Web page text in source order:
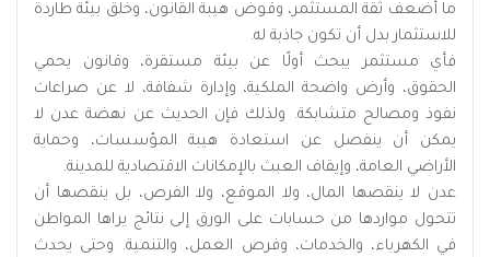
ما أضعف ثقة المستثمر، وقوض هيبة القانون، وخلق بيئة طاردة
للاستثمار بدل أن تكون جاذبة له.
فأي مستثمر يبحث أولًا عن بيئة مستقرة، وقانون يحمي
الحقوق، وأرض واضحة الملكية، وإدارة شفافة، لا عن صراعات
نفوذ ومصالح متشابكة. ولذلك فإن الحديث عن نهضة عدن لا
يمكن أن ينفصل عن استعادة هيبة المؤسسات، وحماية
الأراضي العامة، وإيقاف العبث بالإمكانات الاقتصادية للمدينة.
عدن لا ينقصها المال، ولا الموقع، ولا الفرص، بل ينقصها أن
تتحول مواردها من حسابات على الورق إلى نتائج يراها المواطن
في الكهرباء، والخدمات، وفرص العمل، والتنمية. وحتى يحدث